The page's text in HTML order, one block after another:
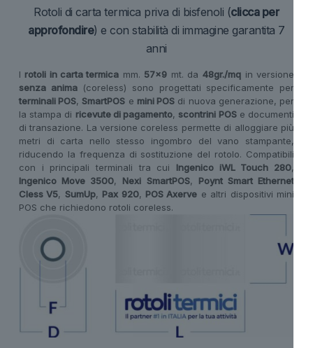
Rotoli di carta termica priva di bisfenoli (clicca per
approfondire) e con stabilità di immagine garantita 7
anni
I rotoli in carta termica mm. 57×9 mt. da 48gr./mq in versione
senza anima(coreless) sono progettati specificamente per
terminali POS,SmartPOS e mini POS di nuova generazione, per
la stampa di ricevute di pagamento, scontrini POSe documenti
di transazione. La versione coreless permette di alloggiare più
metri di carta nello stesso ingombro del vano stampante,
riducendo la frequenza di sostituzione del rotolo. Compatibili
con i principali terminali tra cui Ingenico iWL Touch 280,
Ingenico Move 3500, Nexi SmartPOS, Poynt Smart Ethernet
Cless V5, SumUp, Pax 920, POS Axerve e altri dispositivi mini
POS che richiedono rotoli coreless.